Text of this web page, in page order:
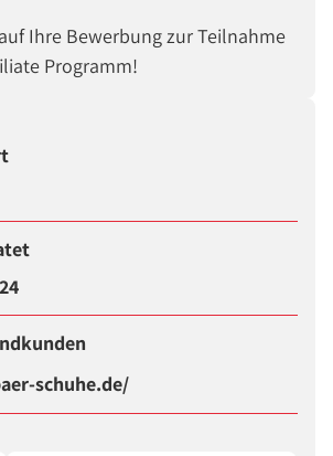
Ihre Bewerbung zur Teilnahme
Programm!
schuhe.de/